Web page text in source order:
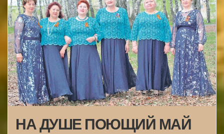
НА ДУШЕ ПОЮЩИЙ МАЙ